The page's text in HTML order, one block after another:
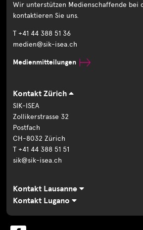
Wir unterstützen Medienschaffende bei
kontaktieren Sie uns.
T +41 44 388 51 36
medien@sik-isea.ch
Medienmitteilungen
Kontakt Zürich
SIK-ISEA
Zollikerstrasse 32
Postfach
CH-8032 Zürich
T +41 44 388 51 51
sik@sik-isea.ch
Kontakt Lausanne
Kontakt Lugano